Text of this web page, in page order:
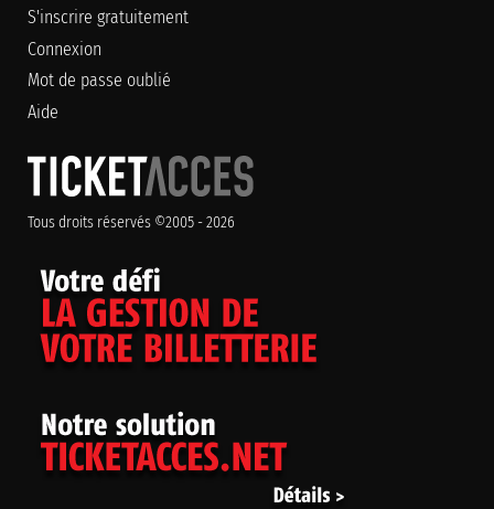
S'inscrire gratuitement
Connexion
Mot de passe oublié
Aide
Tous droits réservés ©2005 - 2026